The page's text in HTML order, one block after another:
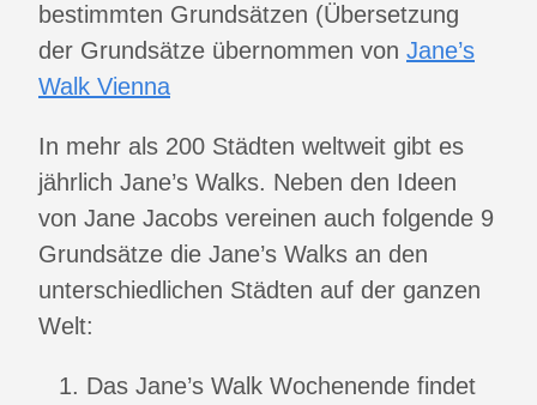
bestimmten Grundsätzen (Übersetzung
der Grundsätze übernommen von Jane’s
Walk Vienna
In mehr als 200 Städten weltweit gibt es
jährlich Jane’s Walks. Neben den Ideen
von Jane Jacobs vereinen auch folgende 9
Grundsätze die Jane’s Walks an den
unterschiedlichen Städten auf der ganzen
Welt:
Das Jane’s Walk Wochenende findet